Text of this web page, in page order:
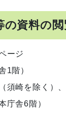
の資料の閲
ージ
1階）
須崎を除く）
庁舎6階）